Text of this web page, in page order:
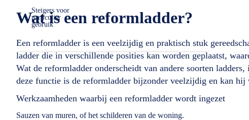
Steigers voor
particulier
gebruik
Wat is een reformladder?
Een reformladder is een veelzijdig en praktisch stuk
ladder die in verschillende posities kan worden geplaatst,
Wat de reformladder onderscheidt van andere soorten
deze functie is de reformladder bijzonder veelzijdig en kan hij
Werkzaamheden waarbij een reformladder wordt ingezet
Sauzen van muren, of het schilderen van de woning.